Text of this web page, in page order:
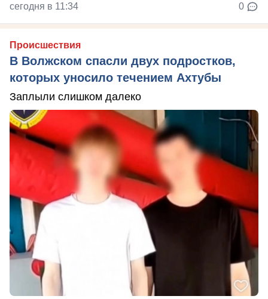
сегодня в 11:34 0
Происшествия
В Волжском спасли двух подростков,
которых уносило течением Ахтубы
Заплыли слишком далеко